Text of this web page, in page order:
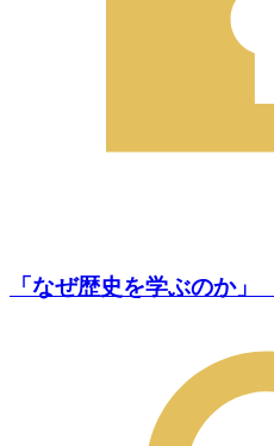
「なぜ歴史を学ぶのか